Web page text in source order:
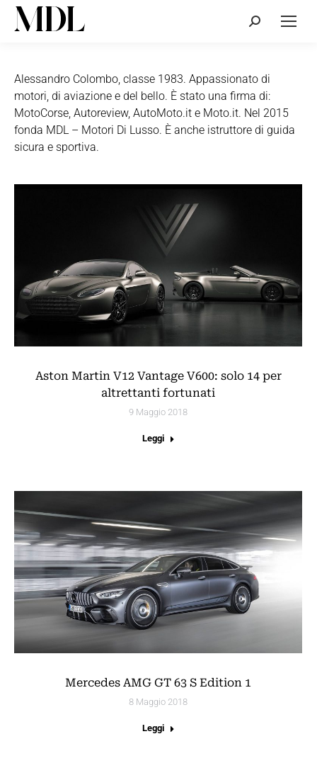
Cerca:
Alessandro Colombo, classe 1983. Appassionato di
motori, di aviazione e del bello. È stato una firma di:
MotoCorse, Autoreview, AutoMoto.it e Moto.it. Nel 2015
fonda MDL – Motori Di Lusso. È anche istruttore di guida
sicura e sportiva.
Aston Martin V12 Vantage V600: solo 14 per
altrettanti fortunati
9 Maggio 2018
Leggi
Mercedes AMG GT 63 S Edition 1
8 Maggio 2018
Leggi